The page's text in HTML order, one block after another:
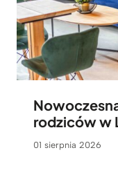
rodziców w
01 sierpnia 2026